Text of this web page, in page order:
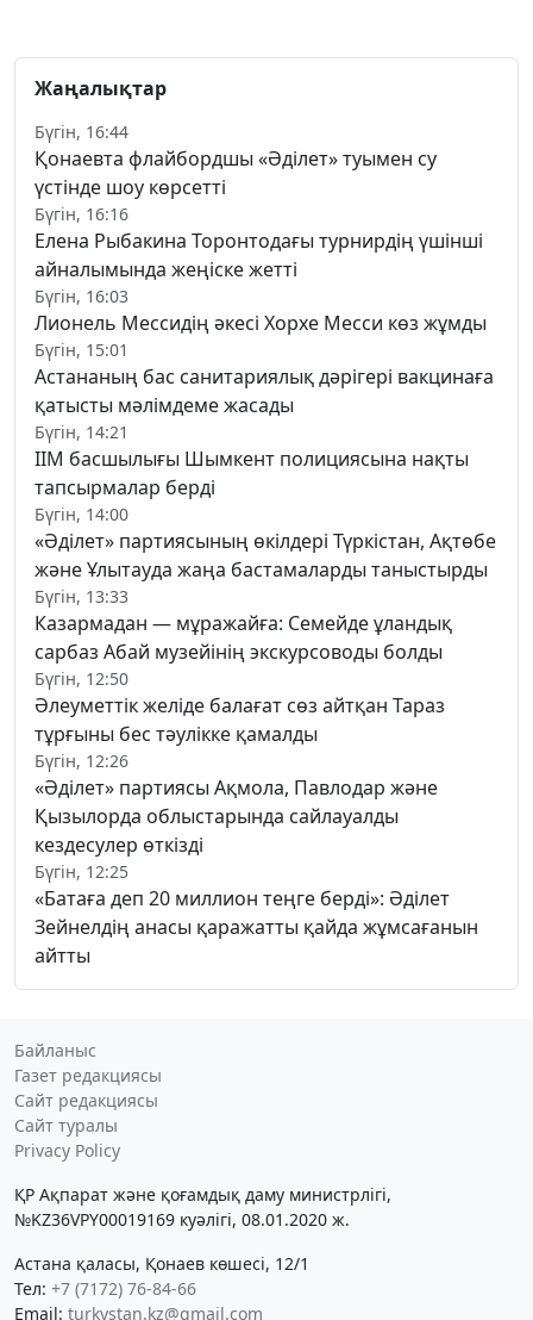
Жаңалықтар
Бүгін, 16:44
Қонаевта флайбордшы «Әділет» туымен су
үстінде шоу көрсетті
Бүгін, 16:16
Елена Рыбакина Торонтодағы турнирдің үшінші
айналымында жеңіске жетті
Бүгін, 16:03
Лионель Мессидің әкесі Хорхе Месси көз жұмды
Бүгін, 15:01
Астананың бас санитариялық дәрігері вакцинаға
қатысты мәлімдеме жасады
Бүгін, 14:21
ІІМ басшылығы Шымкент полициясына нақты
тапсырмалар берді
Бүгін, 14:00
«Әділет» партиясының өкілдері Түркістан, Ақтөбе
және Ұлытауда жаңа бастамаларды таныстырды
Бүгін, 13:33
Казармадан — мұражайға: Семейде ұландық
сарбаз Абай музейінің экскурсоводы болды
Бүгін, 12:50
Әлеуметтік желіде балағат сөз айтқан Тараз
тұрғыны бес тәулікке қамалды
Бүгін, 12:26
«Әділет» партиясы Ақмола, Павлодар және
Қызылорда облыстарында сайлауалды
кездесулер өткізді
Бүгін, 12:25
«Батаға деп 20 миллион теңге берді»: Әділет
Зейнелдің анасы қаражатты қайда жұмсағанын
айтты
Байланыс
Газет редакциясы
Сайт редакциясы
Сайт туралы
Privacy Policy
ҚР Ақпарат және қоғамдық даму министрлігі,
№KZ36VPY00019169 куәлігі, 08.01.2020 ж.
Астана қаласы, Қонаев көшесі, 12/1
Тел: +7 (7172) 76-84-66
Email: turkystan.kz@gmail.com